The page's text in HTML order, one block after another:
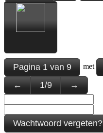
Pagina1van9 met
←
1/9 →
Wachtwoord vergeten?